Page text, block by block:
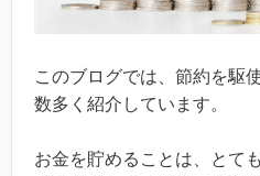
このブログでは、節約を駆
数多く紹介しています。
お金を貯めることは、とて